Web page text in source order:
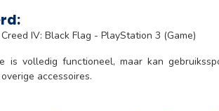
Creed IV: Black Flag - PlayStation 3 (Game)
is volledig functioneel, maar kan
accessoires.